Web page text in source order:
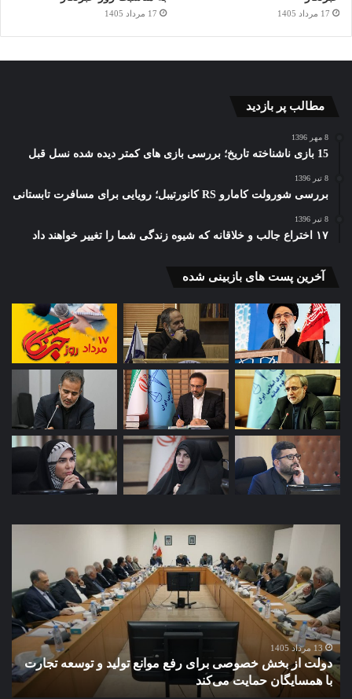
17 مرداد 1405 17 مرداد 1405
مطالب پر بازدید
8 مهر 1396
15 بازی ناشناخته تاریخ؛ بررسی بازی های کمتر دیده شده نسل قبل
8 تیر 1396
بررسی شورولت کامارو RS کانورتیبل؛ رویایی برای مسافرت تابستانی
8 تیر 1396
۱۷ اختراع جالب و خلاقانه که شیوه زندگی شما را تغییر خواهند داد
آخرین پست های بازبینی شده
بخش
خصوصی
رفع
موانع
تولید
و
توسعه
13 مرداد 1405
دولت از بخش خصوصی برای رفع موانع تولید و توسعه تجارت
با همسایگان حمایت می‌کند
در